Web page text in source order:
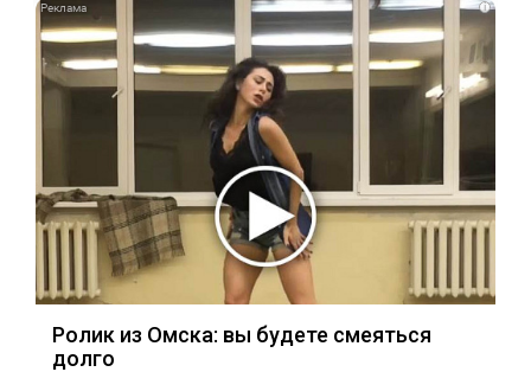
i
Ролик из Омска: вы будете смеяться
долго